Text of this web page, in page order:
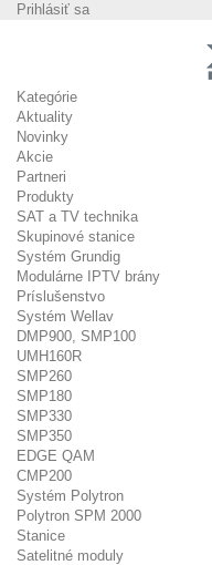
Prihlásiť sa
Kategórie
Aktuality
Novinky
Akcie
Partneri
Produkty
SAT a TV technika
Skupinové stanice
Systém Grundig
Modulárne IPTV brány
Príslušenstvo
Systém Wellav
DMP900, SMP100
UMH160R
SMP260
SMP180
SMP330
SMP350
EDGE QAM
CMP200
Systém Polytron
Polytron SPM 2000
Stanice
Satelitné moduly